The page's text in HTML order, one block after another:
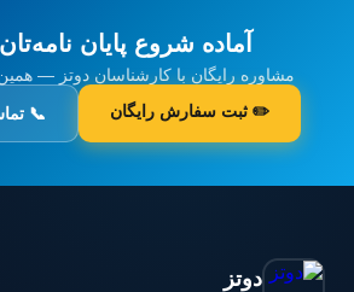
آماده شروع پایان
مشاوره رایگان با کارشناسان دوتز —
✏️ ثبت سفارش رایگان 📞
دوتز